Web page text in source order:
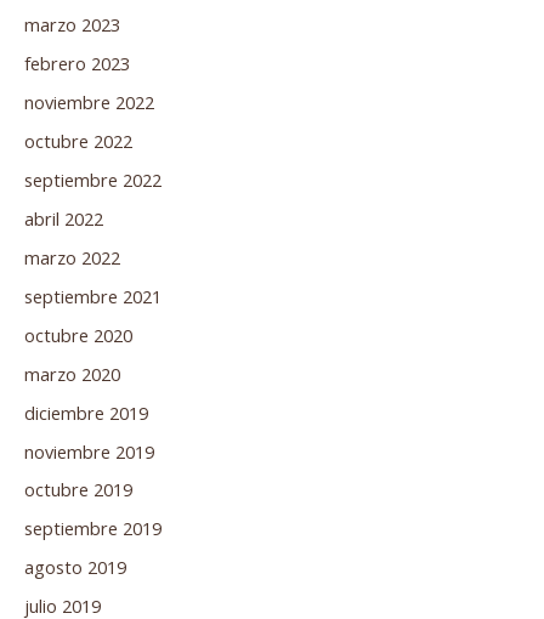
marzo 2023
febrero 2023
noviembre 2022
octubre 2022
septiembre 2022
abril 2022
marzo 2022
septiembre 2021
octubre 2020
marzo 2020
diciembre 2019
noviembre 2019
octubre 2019
septiembre 2019
agosto 2019
julio 2019